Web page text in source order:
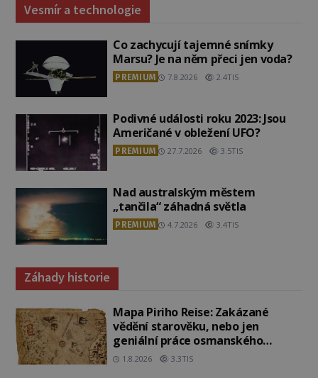
Vesmír a technologie
Co zachycují tajemné snímky
Marsu? Je na něm přeci jen voda?
PREMIUM 7.8.2026 2.4TIS
Podivné události roku 2023: Jsou
Američané v obležení UFO?
PREMIUM 27.7.2026 3.5TIS
Nad australským městem
„tančila“ záhadná světla
PREMIUM 4.7.2026 3.4TIS
Záhady historie
Mapa Piriho Reise: Zakázané
vědění starověku, nebo jen
geniální práce osmanského
admirála?
1.8.2026 3.3TIS